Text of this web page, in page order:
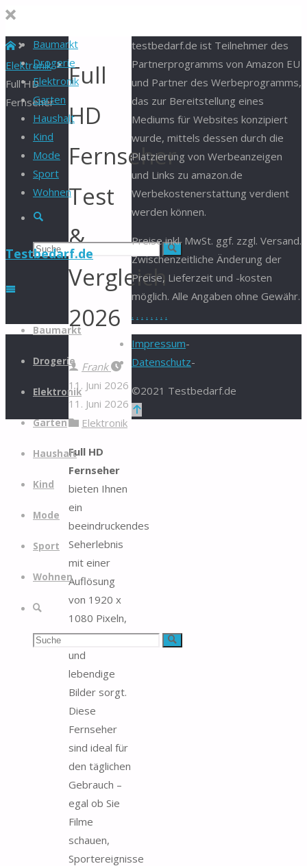
Baumarkt
Drogerie
Elektronik
Garten
Haushalt
Kind
Mode
Sport
Wohnen
Suche
Suchen Suche
Testbedarf.de
Zum
springen
Baumarkt
Drogerie
Elektronik
Garten
Haushalt
Kind
Mode
Sport
Wohnen
Suche
Suchen Suche
Start
Elektronik
Full HD
Fernseher
Full
HD
Fernseher
Test
&
Vergleich
2026
Frank
11. Juni 2026
11. Juni 2026
Elektronik
Full HD
Fernseher
bieten Ihnen
ein
beeindruckendes
Seherlebnis
mit einer
Auflösung
von 1920 x
1080 Pixeln,
das für klare
und
lebendige
Bilder sorgt.
Diese
Fernseher
sind ideal für
den täglichen
Gebrauch –
egal ob Sie
Filme
schauen,
Sportereignisse
testbedarf.de ist Teilnehmer des
Partnerprogramms von Amazon EU
und Partner des Werbeprogramms,
das zur Bereitstellung eines
Mediums für Websites konzipiert
wurde, mittels dessen durch die
Platzierung von Werbeanzeigen
und Links zu amazon.de
Werbekostenerstattung verdient
werden können.
Preise inkl. MwSt. ggf. zzgl. Versand.
Zwischenzeitliche Änderung der
Preise, Lieferzeit und -kosten
möglich. Alle Angaben ohne Gewähr.
. . . . . . . .
Impressum-
Datenschutz-
©2021 Testbedarf.de
Zurück